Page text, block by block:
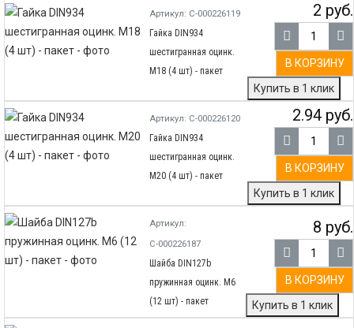
Артикул: С-000226119
Гайка DIN934
шестигранная оцинк.
М18 (4 шт) - пакет
2 руб.
В КОРЗИНУ
Купить в 1 клик
Артикул: С-000226120
Гайка DIN934
шестигранная оцинк.
М20 (4 шт) - пакет
2.94 руб.
В КОРЗИНУ
Купить в 1 клик
Артикул:
С-000226187
Шайба DIN127b
пружинная оцинк. М6
(12 шт) - пакет
8 руб.
В КОРЗИНУ
Купить в 1 клик